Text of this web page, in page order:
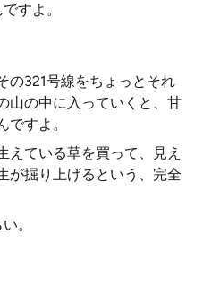
すよ。
の321号線をちょっとそれ
山の中に入っていくと、甘
すよ。
えている草を買って、見え
が掘り上げるという、完全
。